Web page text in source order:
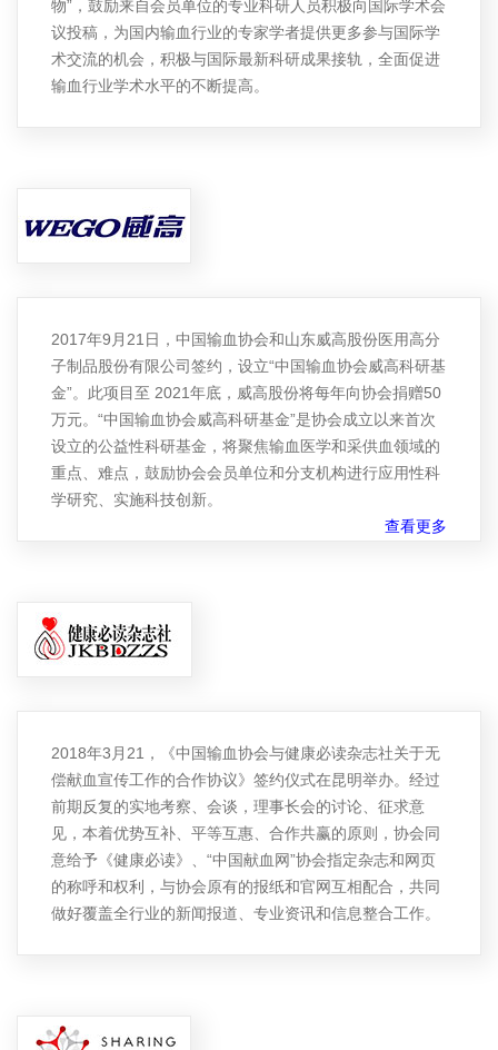
物”，鼓励来自会员单位的专业科研人员积极向国际学术会
议投稿，为国内输血行业的专家学者提供更多参与国际学
术交流的机会，积极与国际最新科研成果接轨，全面促进
输血行业学术水平的不断提高。
2017年9月21日，中国输血协会和山东威高股份医用高分
子制品股份有限公司签约，设立“中国输血协会威高科研基
金”。此项目至 2021年底，威高股份将每年向协会捐赠50
万元。“中国输血协会威高科研基金”是协会成立以来首次
设立的公益性科研基金，将聚焦输血医学和采供血领域的
重点、难点，鼓励协会会员单位和分支机构进行应用性科
学研究、实施科技创新。
查看更多
2018年3月21，《中国输血协会与健康必读杂志社关于无
偿献血宣传工作的合作协议》签约仪式在昆明举办。经过
前期反复的实地考察、会谈，理事长会的讨论、征求意
见，本着优势互补、平等互惠、合作共赢的原则，协会同
意给予《健康必读》、“中国献血网”协会指定杂志和网页
的称呼和权利，与协会原有的报纸和官网互相配合，共同
做好覆盖全行业的新闻报道、专业资讯和信息整合工作。